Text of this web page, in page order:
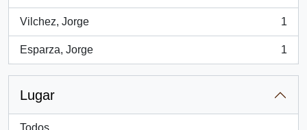
Vilchez, Jorge
, 1 resultados
1
Esparza, Jorge
, 1 resultados
1
Lugar
Todos